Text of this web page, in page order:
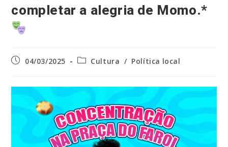
completar a alegria de Momo.*
Post04/03/2025
Categoria
Cultura / Política local